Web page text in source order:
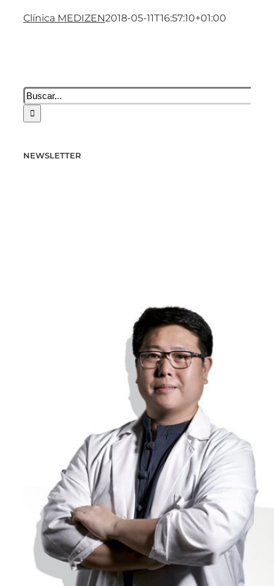
Clínica MEDIZEN2018-05-11T16:57:10+01:00
Buscar:
NEWSLETTER